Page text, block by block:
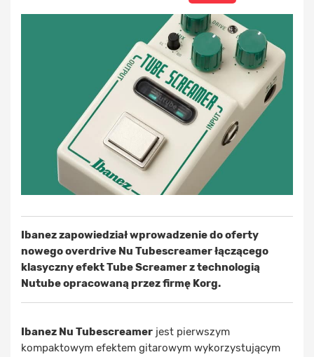
Ibanez zapowiedział wprowadzenie do oferty
nowego overdrive Nu Tubescreamer łączącego
klasyczny efekt Tube Screamer z technologią
Nutube opracowaną przez firmę Korg.
Ibanez Nu Tubescreamer jest pierwszym
kompaktowym efektem gitarowym wykorzystującym